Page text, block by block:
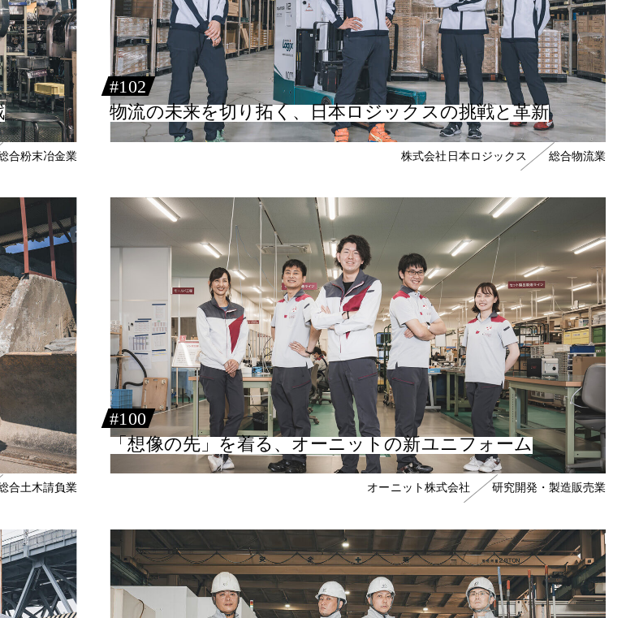
合粉末冶金業
#102
物流の未来を切り拓く、日本ロジックスの挑戦と革新
株式会社日本ロジックス 総合物流業
合土木請負業
#100
「想像の先」を着る、オーニットの新ユニフォーム
オーニット株式会社 研究開発・製造販売業